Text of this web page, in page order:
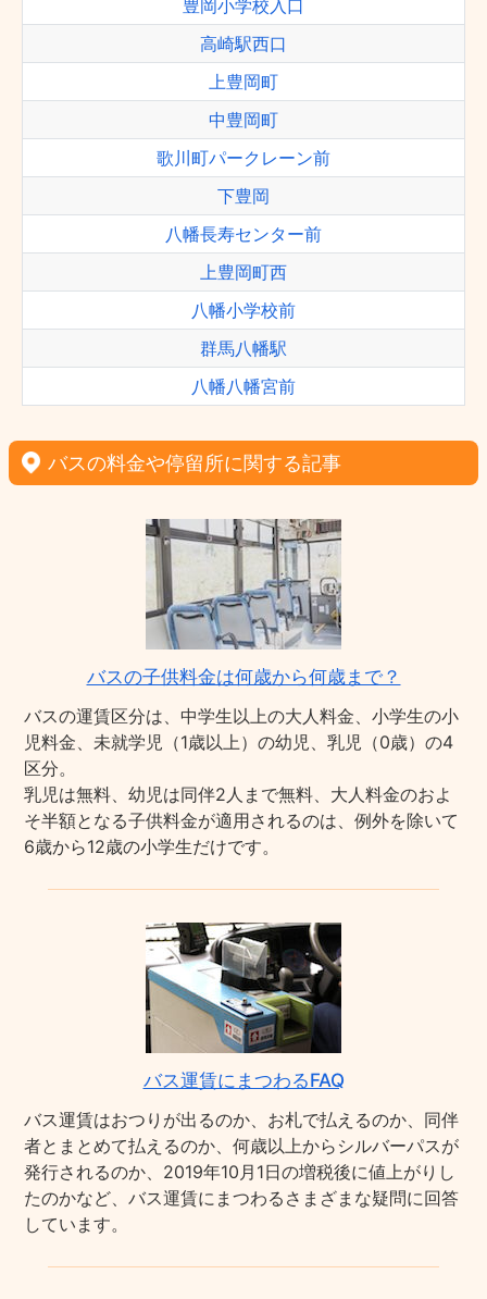
豊岡小学校入口
高崎駅西口
上豊岡町
中豊岡町
歌川町パークレーン前
下豊岡
八幡長寿センター前
上豊岡町西
八幡小学校前
群馬八幡駅
八幡八幡宮前
バスの料金や停留所に関する記事
バスの子供料金は何歳から何歳まで？
バスの運賃区分は、中学生以上の大人料金、小学生の小
児料金、未就学児（1歳以上）の幼児、乳児（0歳）の4
区分。
乳児は無料、幼児は同伴2人まで無料、大人料金のおよ
そ半額となる子供料金が適用されるのは、例外を除いて
6歳から12歳の小学生だけです。
バス運賃にまつわるFAQ
バス運賃はおつりが出るのか、お札で払えるのか、同伴
者とまとめて払えるのか、何歳以上からシルバーパスが
発行されるのか、2019年10月1日の増税後に値上がりし
たのかなど、バス運賃にまつわるさまざまな疑問に回答
しています。